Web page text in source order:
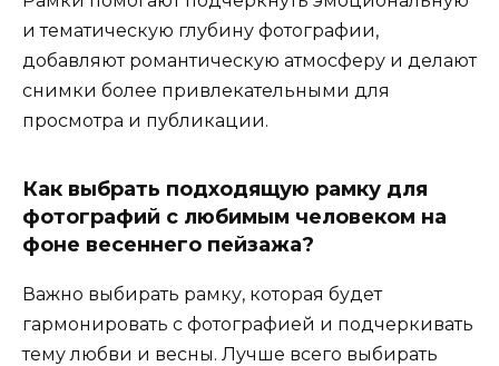
и тематическую глубину фотографии,
добавляют романтическую атмосферу и делают
снимки более привлекательными для
просмотра и публикации.
Как выбрать подходящую рамку для
фотографий с любимым человеком на
фоне весеннего пейзажа?
Важно выбирать рамку, которая будет
гармонировать с фотографией и подчеркивать
тему любви и весны. Лучше всего выбирать